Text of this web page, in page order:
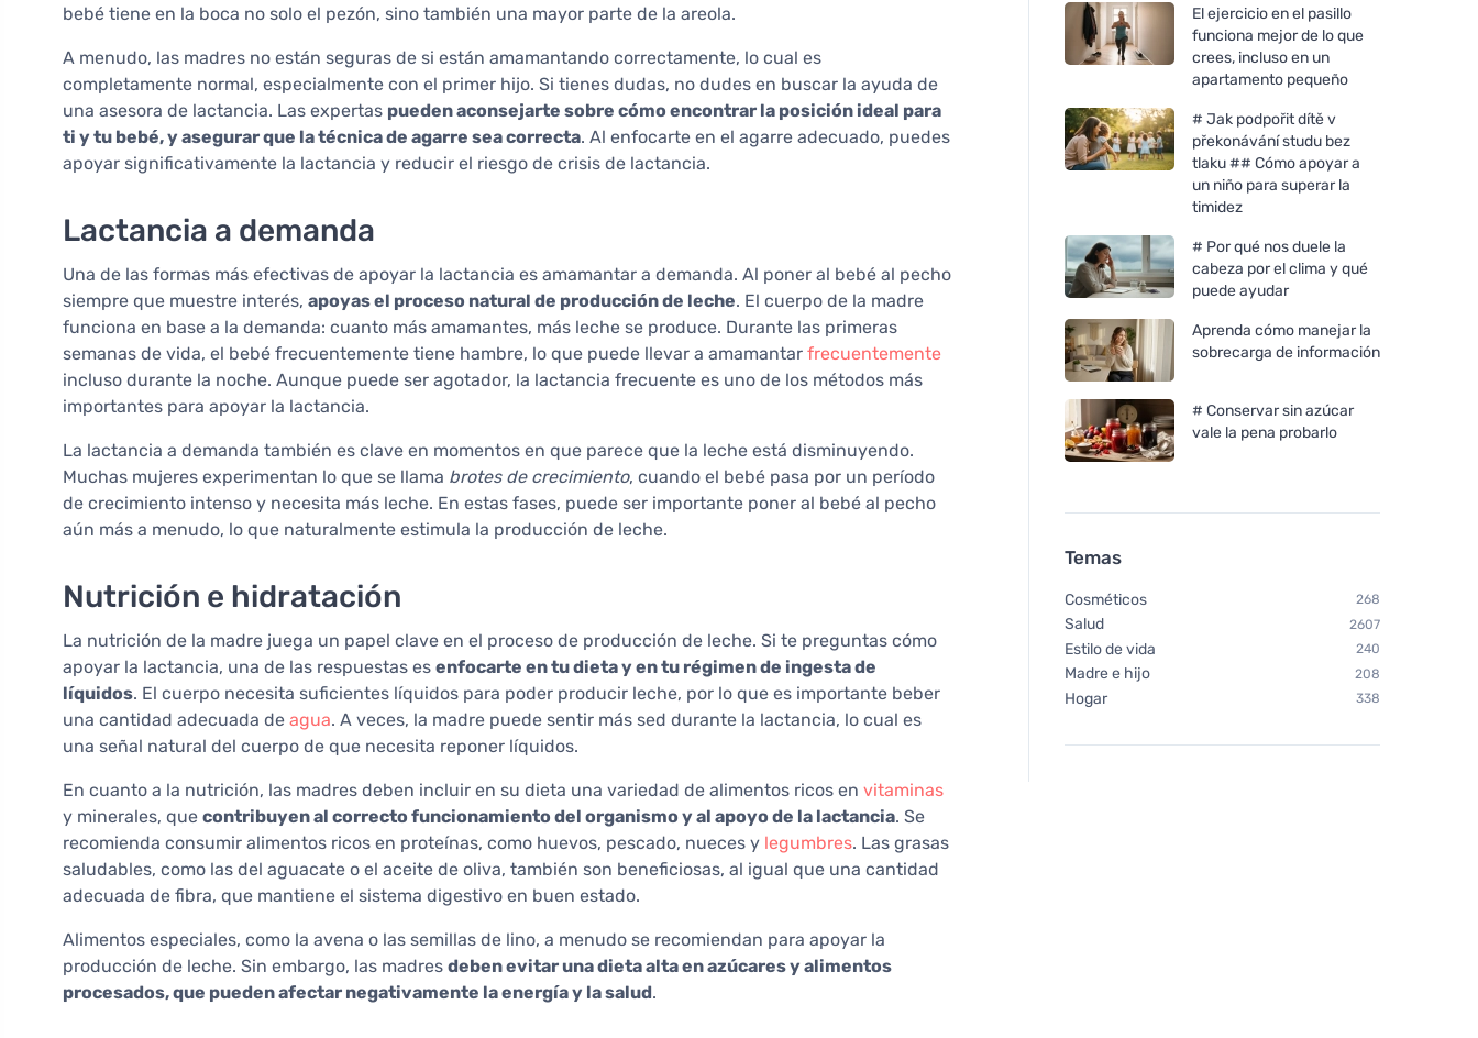
bebé tiene en la boca no solo el pezón, sino también una mayor parte de la areola.
A menudo, las madres no están seguras de si están amamantando correctamente, lo cual es
completamente normal, especialmente con el primer hijo. Si tienes dudas, no dudes en buscar la ayuda de
una asesora de lactancia. Las expertas pueden aconsejarte sobre cómo encontrar la posición ideal para
ti y tu bebé, y asegurar que la técnica de agarre sea correcta. Al enfocarte en el agarre adecuado, puedes
apoyar significativamente la lactancia y reducir el riesgo de crisis de lactancia.
Lactancia a demanda
Una de las formas más efectivas de apoyar la lactancia es amamantar a demanda. Al poner al bebé al pecho
siempre que muestre interés, apoyas el proceso natural de producción de leche. El cuerpo de la madre
funciona en base a la demanda: cuanto más amamantes, más leche se produce. Durante las primeras
semanas de vida, el bebé frecuentemente tiene hambre, lo que puede llevar a amamantar frecuentemente
incluso durante la noche. Aunque puede ser agotador, la lactancia frecuente es uno de los métodos más
importantes para apoyar la lactancia.
La lactancia a demanda también es clave en momentos en que parece que la leche está disminuyendo.
Muchas mujeres experimentan lo que se llama brotes de crecimiento, cuando el bebé pasa por un período
de crecimiento intenso y necesita más leche. En estas fases, puede ser importante poner al bebé al pecho
aún más a menudo, lo que naturalmente estimula la producción de leche.
Nutrición e hidratación
La nutrición de la madre juega un papel clave en el proceso de producción de leche. Si te preguntas cómo
apoyar la lactancia, una de las respuestas es enfocarte en tu dieta y en tu régimen de ingesta de
líquidos. El cuerpo necesita suficientes líquidos para poder producir leche, por lo que es importante beber
una cantidad adecuada de agua. A veces, la madre puede sentir más sed durante la lactancia, lo cual es
una señal natural del cuerpo de que necesita reponer líquidos.
En cuanto a la nutrición, las madres deben incluir en su dieta una variedad de alimentos ricos en vitaminas
y minerales, que contribuyen al correcto funcionamiento del organismo y al apoyo de la lactancia. Se
recomienda consumir alimentos ricos en proteínas, como huevos, pescado, nueces y legumbres. Las grasas
saludables, como las del aguacate o el aceite de oliva, también son beneficiosas, al igual que una cantidad
adecuada de fibra, que mantiene el sistema digestivo en buen estado.
Alimentos especiales, como la avena o las semillas de lino, a menudo se recomiendan para apoyar la
producción de leche. Sin embargo, las madres deben evitar una dieta alta en azúcares y alimentos
procesados, que pueden afectar negativamente la energía y la salud.
El ejercicio en el pasillo
funciona mejor de lo que
crees, incluso en un
apartamento pequeño
# Jak podpořit dítě v
překonávání studu bez
tlaku ## Cómo apoyar a
un niño para superar la
timidez
# Por qué nos duele la
cabeza por el clima y qué
puede ayudar
Aprenda cómo manejar la
sobrecarga de información
# Conservar sin azúcar
vale la pena probarlo
Temas
Cosméticos 268
Salud 2607
Estilo de vida 240
Madre e hijo 208
Hogar 338